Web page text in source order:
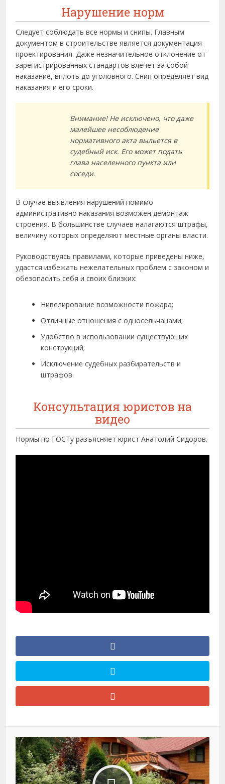
Нарушение норм
Следует соблюдать все нормы и снипы. Главным
документом в строительстве является документация
проектирования. Даже незначительное отклонение от
зарегистрированных стандартов влечет за собой
наказание, вплоть до уголовного. Снип определяет вид
наказания и его сроки.
Внимание! Не исключено, что даже
малейшее несоблюдение
нормативного акта выльется в
судебный иск. Его может подать
глава населенного пункта или
соседи.
В случае выявления нарушений помимо
административно наказания возможен демонтаж
строения. В большинстве случаев налагаются штрафы,
величину которых определяют местные органы власти.
Руководствуясь правилами, которые приведены ниже,
удастся избежать нежелательных проблем с законом и
обезопасить себя и своих близких:
Нивелирование возможности пожара;
Отличные отношения с односельчанами;
Удобство в использовании существующих
конструкций;
Исключение судебных разбирательств и
штрафов.
Консультация юристов на
видео
Нормы по ГОСТу разъясняет юрист Анатолий Сидоров.